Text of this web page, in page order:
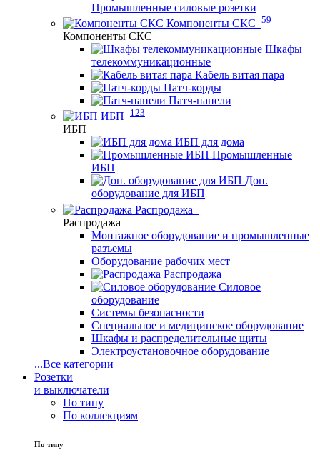
Промышленные силовые розетки
Компоненты СКС 59
Компоненты СКС
Шкафы
телекоммуникационные
Кабель витая пара
Патч-корды
Патч-панели
ИБП
123
ИБП
ИБП для дома
Промышленные
ИБП
Доп.
оборудование для ИБП
Распродажа
Распродажа
Монтажное оборудование и промышленные
разъемы
Оборудование рабочих мест
Распродажа
Силовое
оборудование
Системы безопасности
Специальное и медицинское оборудование
Шкафы и распределительные щиты
Электроустановочное оборудование
...Все категории
Розетки
и выключатели
По типу
По коллекциям
По типу